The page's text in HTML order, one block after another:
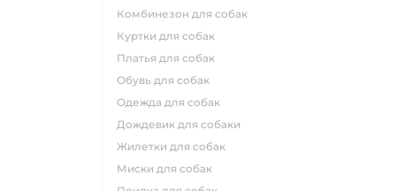
комбинезон для собак
куртки для собак
платья для собак
обувь для собак
одежда для собак
дождевик для собаки
жилетки для собак
миски для собак